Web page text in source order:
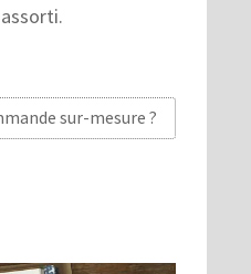
sur-mesure ?